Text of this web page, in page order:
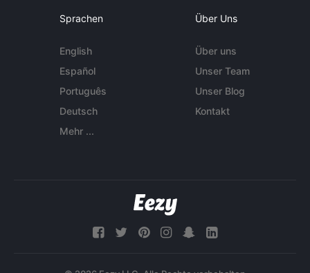
Sprachen
English
Español
Português
Deutsch
Mehr ...
Über Uns
Über uns
Unser Team
Unser Blog
Kontakt